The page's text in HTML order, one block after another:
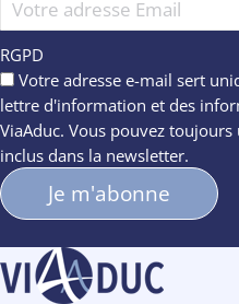
Informations
les cookies
Nous avons attendu d'être sûrs
RGPD
Votre adresse e-mail sert
lettre d'information et des
ViaAduc. Vous pouvez
inclus dans la newsletter.